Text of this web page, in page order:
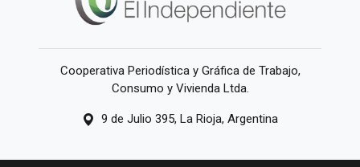
Cooperativa Periodística y Gráfica de Trabajo,
Consumo y Vivienda Ltda.
9 de Julio 395, La Rioja, Argentina